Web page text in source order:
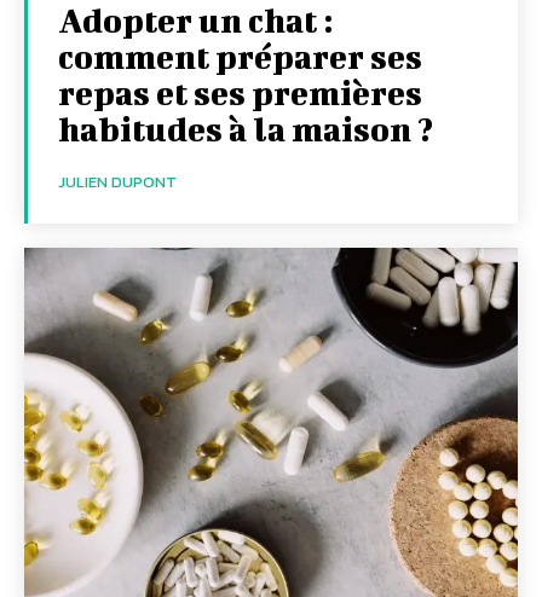
Adopter un chat :
comment préparer ses
repas et ses premières
habitudes à la maison ?
JULIEN DUPONT